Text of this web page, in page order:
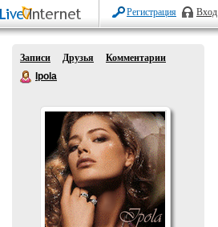
Регистрация Вход
Записи Друзья
Комментарии
Ipola